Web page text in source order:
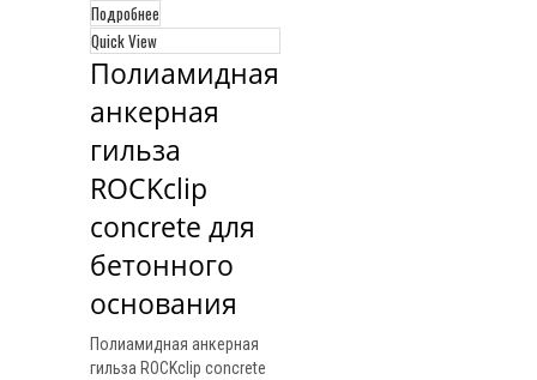
Подробнее
Quick View
Полиамидная
анкерная
гильза
ROCKclip
concrete для
бетонного
основания
Полиамидная анкерная
гильза ROCKclip concrete